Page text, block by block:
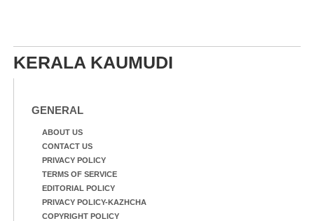
KERALA KAUMUDI
GENERAL
ABOUT US
CONTACT US
PRIVACY POLICY
TERMS OF SERVICE
EDITORIAL POLICY
PRIVACY POLICY-KAZHCHA
COPYRIGHT POLICY